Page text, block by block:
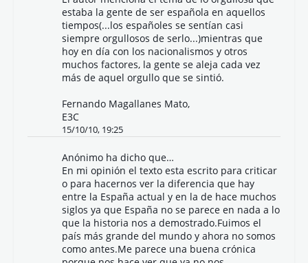
estaba la gente de ser española en aquellos
tiempos(...los españoles se sentían casi
siempre orgullosos de serlo...)mientras que
hoy en día con los nacionalismos y otros
muchos factores, la gente se aleja cada vez
más de aquel orgullo que se sintió.
Fernando Magallanes Mato,
E3C
15/10/10, 19:25
Anónimo ha dicho que…
En mi opinión el texto esta escrito para criticar
o para hacernos ver la diferencia que hay
entre la España actual y en la de hace muchos
siglos ya que España no se parece en nada a lo
que la historia nos a demostrado.Fuimos el
país más grande del mundo y ahora no somos
como antes.Me parece una buena crónica